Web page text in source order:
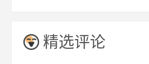
精选评论